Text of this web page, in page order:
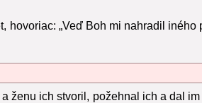
„Veď Boh mi nahradil
a ženu ich stvoril, požehnal ich a dal